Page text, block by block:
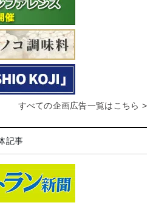
すべての企画広告一覧はこちら >
記事